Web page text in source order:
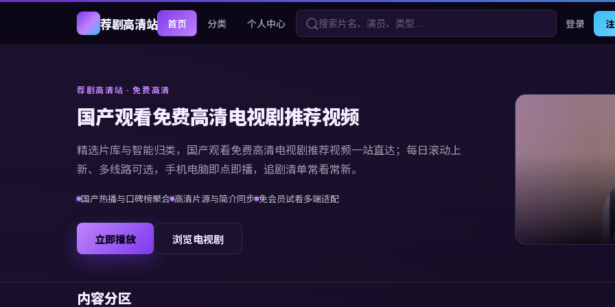
荐剧高清站 首页 分类 个人中心 登录
荐剧高清站 · 免费高清
国产观看免费高清电视剧推荐视频
精选片库与智能归类， 国产观看免费高清电视剧推荐视频一站直达；每日滚动上
新、多线路可选，手机电脑即点即播，追剧清单常看常新。
国产热播与口碑榜聚合 高清片源与简介同步 免会员试看多端适配
立即播放 浏览电视剧
内容分区